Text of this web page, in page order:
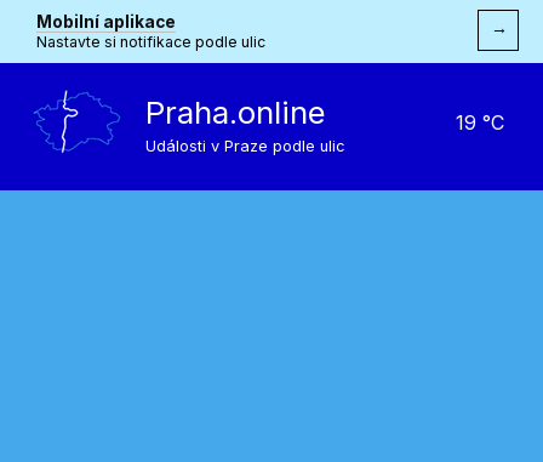
Mobilní aplikace
Nastavte si notifikace podle ulic
→
Praha.online
Události v Praze podle ulic
19 °C